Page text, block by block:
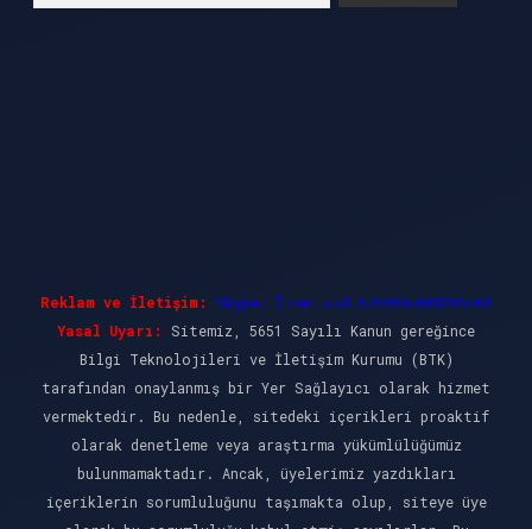
Reklam ve İletişim:
Skype: live:.cid.575569c608265c69
Yasal Uyarı:
Sitemiz, 5651 Sayılı Kanun gereğince
Bilgi Teknolojileri ve İletişim Kurumu (BTK)
tarafından onaylanmış bir Yer Sağlayıcı olarak hizmet
vermektedir. Bu nedenle, sitedeki içerikleri proaktif
olarak denetleme veya araştırma yükümlülüğümüz
bulunmamaktadır. Ancak, üyelerimiz yazdıkları
içeriklerin sorumluluğunu taşımakta olup, siteye üye